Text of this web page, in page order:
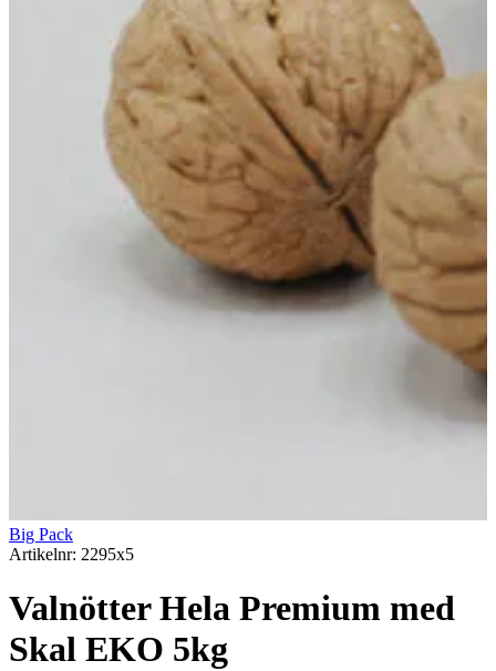
Big Pack
Artikelnr: 2295x5
Valnötter Hela Premium med
Skal EKO 5kg